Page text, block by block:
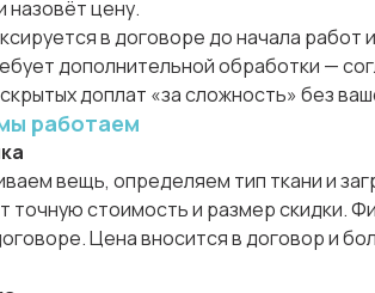
назовёт цену.
в договоре до начала работ
дополнительной обработки —
доплат «за сложность» без
работаем
вещь, определяем тип ткани и
точную стоимость и размер скидки.
Цена вносится в договор и